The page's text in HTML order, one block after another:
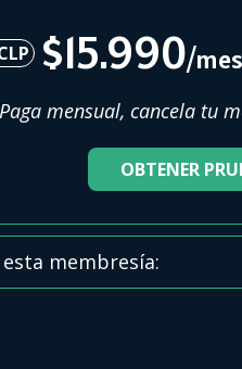
$15.990/mes
Paga mensual, cancela tu
OBTENER
membresía: